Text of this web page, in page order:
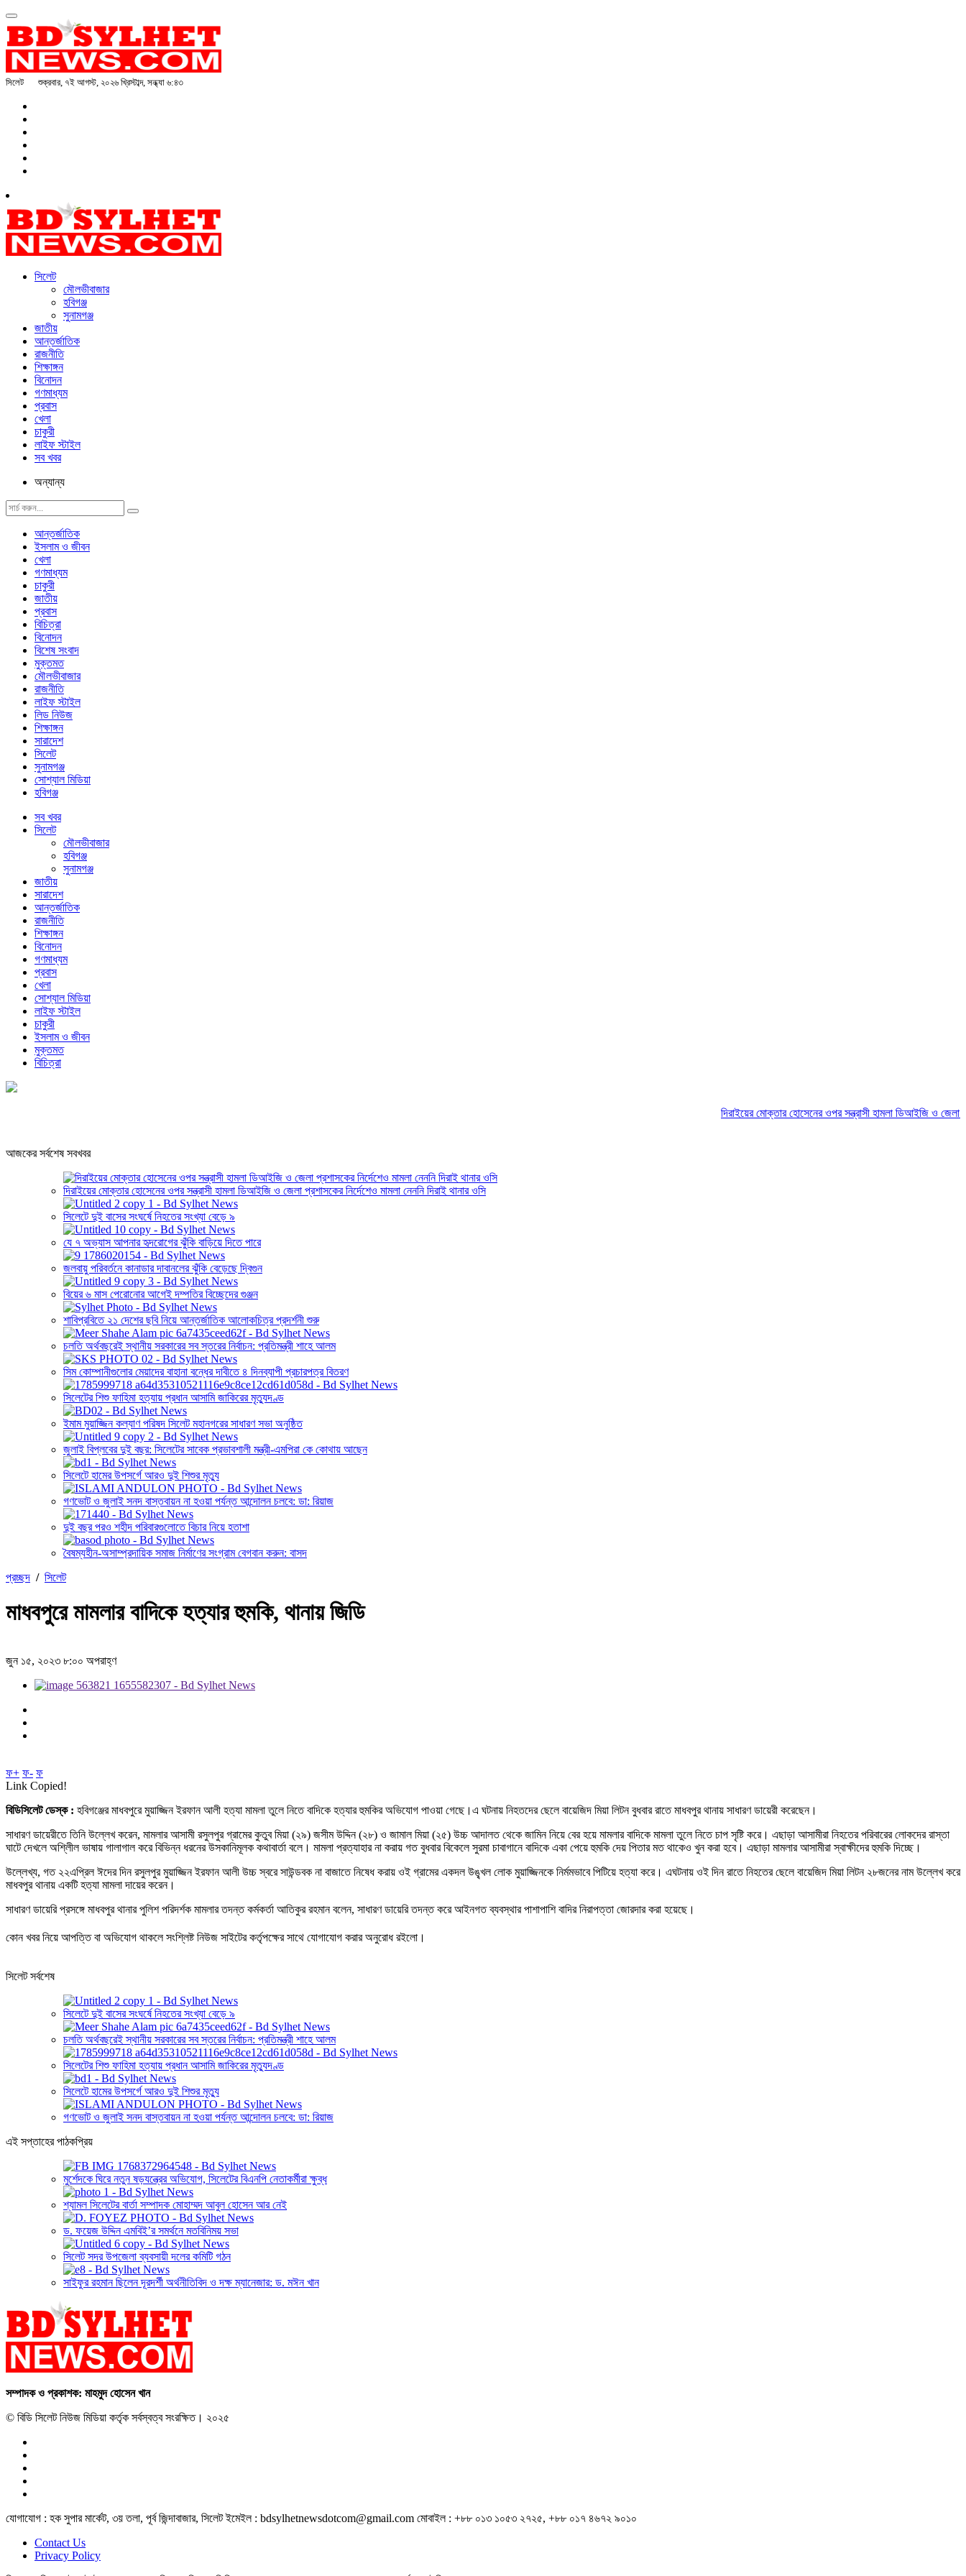
সিলেট শুক্রবার, ৭ই আগস্ট, ২০২৬ খ্রিস্টাব্দ, সন্ধ্যা ৬:৪৩
সিলেট
মৌলভীবাজার
হবিগঞ্জ
সুনামগঞ্জ
জাতীয়
আন্তর্জাতিক
রাজনীতি
শিক্ষাঙ্গন
বিনোদন
গণমাধ্যম
প্রবাস
খেলা
চাকুরী
লাইফ স্টাইল
সব খবর
অন্যান্য
আন্তর্জাতিক
ইসলাম ও জীবন
খেলা
গণমাধ্যম
চাকুরী
জাতীয়
প্রবাস
বিচিত্রা
বিনোদন
বিশেষ সংবাদ
মুক্তমত
মৌলভীবাজার
রাজনীতি
লাইফ স্টাইল
লিড নিউজ
শিক্ষাঙ্গন
সারাদেশ
সিলেট
সুনামগঞ্জ
সোশ্যাল মিডিয়া
হবিগঞ্জ
সব খবর
সিলেট
মৌলভীবাজার
হবিগঞ্জ
সুনামগঞ্জ
জাতীয়
সারাদেশ
আন্তর্জাতিক
রাজনীতি
শিক্ষাঙ্গন
বিনোদন
গণমাধ্যম
প্রবাস
খেলা
সোশ্যাল মিডিয়া
লাইফ স্টাইল
চাকুরী
ইসলাম ও জীবন
মুক্তমত
বিচিত্রা
দিরাইয়ের মোক্তার হোসেনের ওপর সন্ত্রাসী হামলা ডিআইজি ও জেলা
আজকের সর্বশেষ সবখবর
দিরাইয়ের মোক্তার হোসেনের ওপর সন্ত্রাসী হামলা ডিআইজি ও জেলা প্রশাসকের নির্দেশেও মামলা নেননি দিরাই থানার ওসি
সিলেটে দুই বাসের সংঘর্ষে নিহতের সংখ্যা বেড়ে ৯
যে ৭ অভ্যাস আপনার হৃদরোগের ঝুঁকি বাড়িয়ে দিতে পারে
জলবায়ু পরিবর্তনে কানাডার দাবানলের ঝুঁকি বেড়েছে দ্বিগুন
বিয়ের ৬ মাস পেরোনোর আগেই দম্পতির বিচ্ছেদের গুঞ্জন
শাবিপ্রবিতে ২১ দেশের ছবি নিয়ে আন্তর্জাতিক আলোকচিত্র প্রদর্শনী শুরু
চলতি অর্থবছরেই স্থানীয় সরকারের সব স্তরের নির্বাচন: প্রতিমন্ত্রী শাহে আলম
সিম কোম্পানীগুলোর মেয়াদের বাহানা বন্ধের দাবীতে ৪ দিনব্যাপী প্রচারপত্র বিতরণ
সিলেটের শিশু ফাহিমা হত্যায় প্রধান আসামি জাকিরের মৃত্যুদণ্ড
ইমাম মুয়াজ্জিন কল্যাণ পরিষদ সিলেট মহানগরের সাধারণ সভা অনুষ্ঠিত
জুলাই বিপ্লবের দুই বছর: সিলেটের সাবেক প্রভাবশালী মন্ত্রী-এমপিরা কে কোথায় আছেন
সিলেটে হামের উপসর্গে আরও দুই শিশুর মৃত্যু
গণভোট ও জুলাই সনদ বাস্তবায়ন না হওয়া পর্যন্ত আন্দোলন চলবে: ডা: রিয়াজ
দুই বছর পরও শহীদ পরিবারগুলোতে বিচার নিয়ে হতাশা
বৈষম্যহীন-অসাম্প্রদায়িক সমাজ নির্মাণের সংগ্রাম বেগবান করুন: বাসদ
প্রচ্ছদ / সিলেট
মাধবপুরে মামলার বাদিকে হত্যার হুমকি, থানায় জিডি
জুন ১৫, ২০২৩ ৮:০০ অপরাহ্ণ
ফ+ ফ- ফ
Link Copied!
বিডিসিলেট ডেস্ক : হবিগঞ্জের মাধবপুরে মুয়াজ্জিন ইরফান আলী হত্যা মামলা তুলে নিতে বাদিকে হত্যার হুমকির অভিযোগ পাওয়া গেছে।এ ঘটনায় নিহতদের ছেলে বায়েজিদ মিয়া লিটন বুধবার রাতে মাধবপুর থানায় সাধারণ ডায়েরী করেছেন।
সাধারণ ডায়েরীতে তিনি উল্লেখ করেন, মামলার আসামী রসুলপুর গ্রামের কুতুব মিয়া (২৯) জসীম উদ্দিন (২৮) ও জামাল মিয়া (২৫) উচ্চ আদালত থেকে জামিন নিয়ে বের হয়ে মামলার বাদিকে মামলা তুলে নিতে চাপ সৃষ্টি করে। এছাড়া আসামীরা নিহতের পরিবারের লোকদের রাস্তা
ঘাটে দেখলে অশ্লিীল ভাষায় গালাগাল করে বিভিন্ন ধরনের উসকানিমূলক কথাবার্তা বলে। মামলা প্রত্যাহার না করায় গত বুধবার বিকেলে সুরমা চাবাগানে বাদিকে একা পেয়ে হুমকি দেয় পিতার মত থাকেও খুন করা হবে। এছাড়া মামলার আসামীরা স্বাক্ষীদের হুমকি দিচ্ছে।
উল্লেখ্য, গত ২২এপ্রিল ঈদের দিন রসুলপুর মুয়াজ্জিন ইরফান আলী উচ্চ স্বরে সাউন্ডবক না বাজাতে নিষেধ করায় ওই গ্রামের একদল উঙ্খৃল লোক মুয়াজ্জিনকে নির্মমভাবে পিটিয়ে হত্যা করে। এঘটনায় ওই দিন রাতে নিহতের ছেলে বায়েজিদ মিয়া লিটন ২৮জনের নাম উল্লেখ করে
মাধবপুর থানায় একটি হত্যা মামলা দায়ের করেন।
সাধারণ ডায়েরি প্রসঙ্গে মাধবপুর থানার পুলিশ পরিদর্শক মামলার তদন্ত কর্মকর্তা আতিকুর রহমান বলেন, সাধারণ ডায়েরি তদন্ত করে আইনগত ব্যবস্থার পাশাপাশি বাদির নিরাপত্তা জোরদার করা হয়েছে।
কোন খবর নিয়ে আপত্তি বা অভিযোগ থাকলে সংশ্লিষ্ট নিউজ সাইটের কর্তৃপক্ষের সাথে যোগাযোগ করার অনুরোধ রইলো।
সিলেট সর্বশেষ
সিলেটে দুই বাসের সংঘর্ষে নিহতের সংখ্যা বেড়ে ৯
চলতি অর্থবছরেই স্থানীয় সরকারের সব স্তরের নির্বাচন: প্রতিমন্ত্রী শাহে আলম
সিলেটের শিশু ফাহিমা হত্যায় প্রধান আসামি জাকিরের মৃত্যুদণ্ড
সিলেটে হামের উপসর্গে আরও দুই শিশুর মৃত্যু
গণভোট ও জুলাই সনদ বাস্তবায়ন না হওয়া পর্যন্ত আন্দোলন চলবে: ডা: রিয়াজ
এই সপ্তাহের পাঠকপ্রিয়
মুর্শেদকে ঘিরে নতুন ষড়যন্ত্রের অভিযোগ, সিলেটের বিএনপি নেতাকর্মীরা ক্ষুব্ধ
শ্যামল সিলেটের বার্তা সম্পাদক মোহাম্মদ আবুল হোসেন আর নেই
ড. ফয়েজ উদ্দিন এমবিই’র সমর্থনে মতবিনিময় সভা
সিলেট সদর উপজেলা ব্যবসায়ী দলের কমিটি গঠন
সাইফুর রহমান ছিলেন দূরদর্শী অর্থনীতিবিদ ও দক্ষ ম্যানেজার: ড. মঈন খান
সম্পাদক ও প্রকাশক: মাহমুদ হোসেন খান
© বিডি সিলেট নিউজ মিডিয়া কর্তৃক সর্বস্বত্ব সংরক্ষিত। ২০২৫
যোগাযোগ : হক সুপার মার্কেট, ৩য় তলা, পূর্ব জিন্দাবাজার, সিলেট ইমেইল : bdsylhetnewsdotcom@gmail.com মোবাইল : +৮৮ ০১৩ ১০৫৩ ২৭২৫, +৮৮ ০১৭ ৪৬৭২ ৯০১০
Contact Us
Privacy Policy